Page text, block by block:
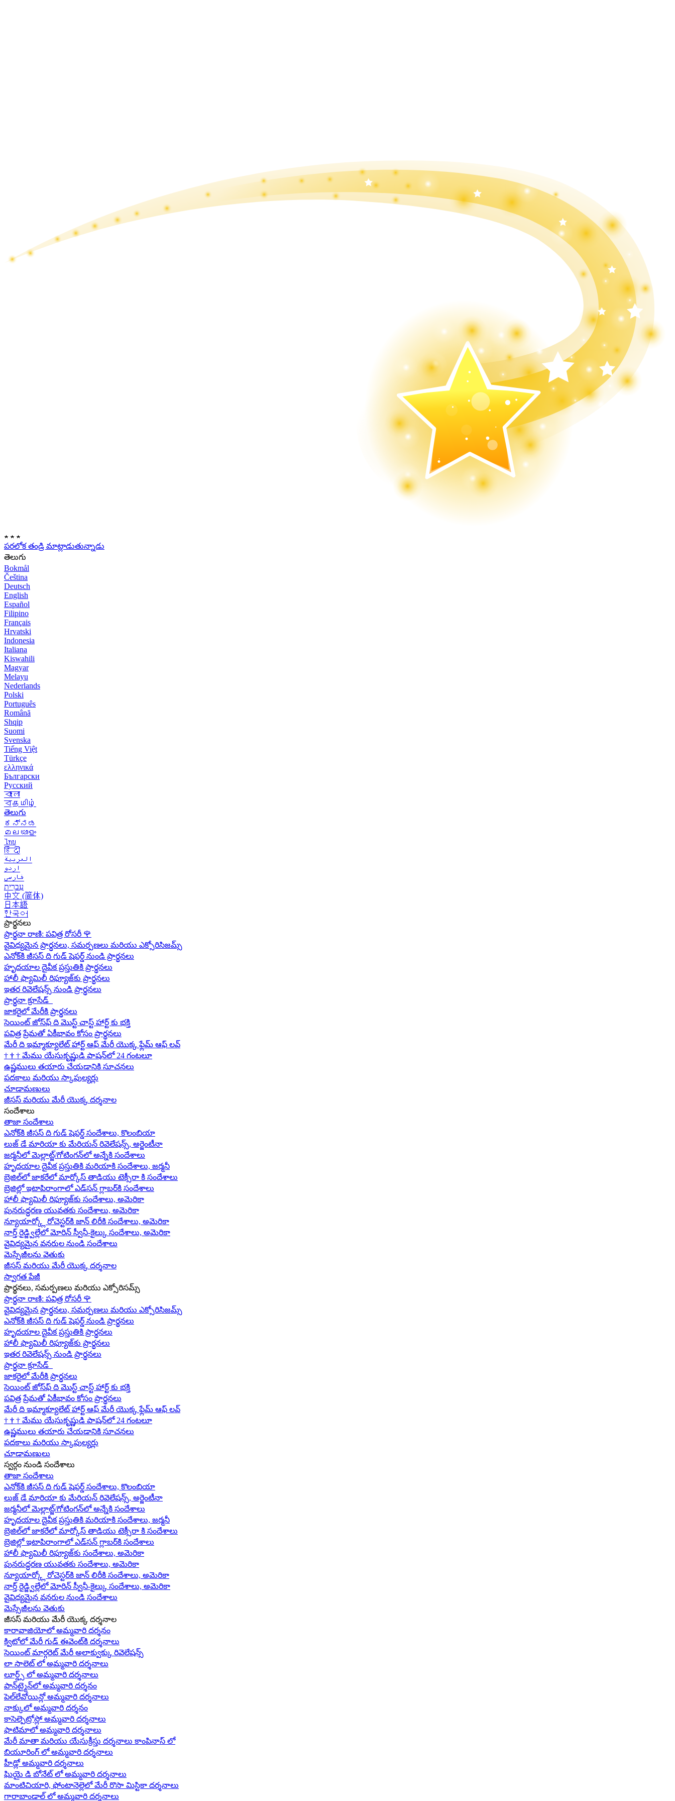
★ ★ ★
పరలోక తండ్రి మాట్లాడుతున్నాడు
తెలుగు
Bokmål
Čeština
Deutsch
English
Español
Filipino
Français
Hrvatski
Indonesia
Italiana
Kiswahili
Magyar
Melayu
Nederlands
Polski
Português
Română
Shqip
Suomi
Svenska
Tiếng Việt
Türkçe
ελληνικά
Български
Русский
বাংলা
বதமிழ்
తెలుగు
ಕನ್ನಡ
മലയാളം
ไทย
हिंदी
العربية
اردو
فارسی
עִברִית
中文 (简体)
日本語
한국어
ప్రార్థనలు
ప్రార్థనా రాణి: పవిత్ర రోసరీ 🌹
వైవిధ్యమైన ప్రార్థనలు, సమర్పణలు మరియు ఎక్సోరిసిజమ్స్
ఎనోక్‌కి జీసస్ ది గుడ్ షెపర్డ్ నుండి ప్రార్థనలు
హృదయాల దైవీక ప్రస్తుతికి ప్రార్థనలు
హాలీ ఫ్యామిలీ రిఫ్యూజ్‌కు ప్రార్థనలు
ఇతర రివెలేషన్స్ నుండి ప్రార్థనలు
ప్రార్థనా క్రూసేడ్
జాకరైలో మేరీకి ప్రార్థనలు
సెయింట్ జోస్‌ఫ్ ది మొస్ట్ చాస్ట్ హార్ట్ కు భక్తి
పవిత్ర ప్రేమతో ఏకీభావం కోసం ప్రార్థనలు
మేరీ ది ఇమ్మాక్యూలేట్ హార్ట్ ఆఫ్ మేరీ యొక్క ఫ్లేమ్ ఆఫ్ లవ్
† † † మేము యేసుకృష్ణుడి పాషన్‌లో 24 గంటలూ
ఉష్ణములు తయారు చేయడానికి సూచనలు
పదకాలు మరియు స్కాపుల్యర్లు
చూడామణులు
జీసస్ మరియు మేరీ యొక్క దర్శనాల
సందేశాలు
తాజా సందేశాలు
ఎనోక్‌కి జీసస్ ది గుడ్ షెపర్డ్ సందేశాలు, కొలంబియా
లుజ్ డే మారియా కు మేరియన్ రివెలేషన్స్, అర్జెంటీనా
జర్మనీలో మెల్లాట్జ్/గోటింగన్‌లో అన్నేకి సందేశాలు
హృదయాల దైవీక ప్రస్తుతికి మరియాకి సందేశాలు, జర్మనీ
బ్రెజిల్‌లో జాకరేలో మార్కోస్ తాడియు టెక్సీరా కి సందేశాలు
బ్రెజిల్లో ఇటాపిరాంగాలో ఎడ్‌సన్ గ్లాబర్‌కి సందేశాలు
హాలీ ఫ్యామిలీ రిఫ్యూజ్‌కు సందేశాలు, అమెరికా
పునరుద్ధరణ యువతకు సందేశాలు, అమెరికా
న్యూయార్క్లో రోచెస్టర్‌కి జాన్ లిరీకి సందేశాలు, అమెరికా
నార్త్ రైడ్జ్విల్లేలో మోరిన్ స్వీనీ-కైల్కు సందేశాలు, అమెరికా
వైవిధ్యమైన వనరుల నుండి సందేశాలు
మెస్సేజీలను వెతుకు
జీసస్ మరియు మేరీ యొక్క దర్శనాల
స్వాగత పేజీ
ప్రార్థనలు, సమర్పణలు మరియు ఎక్సోరిసమ్స్
ప్రార్థనా రాణి: పవిత్ర రోసరీ 🌹
వైవిధ్యమైన ప్రార్థనలు, సమర్పణలు మరియు ఎక్సోరిసిజమ్స్
ఎనోక్‌కి జీసస్ ది గుడ్ షెపర్డ్ నుండి ప్రార్థనలు
హృదయాల దైవీక ప్రస్తుతికి ప్రార్థనలు
హాలీ ఫ్యామిలీ రిఫ్యూజ్‌కు ప్రార్థనలు
ఇతర రివెలేషన్స్ నుండి ప్రార్థనలు
ప్రార్థనా క్రూసేడ్
జాకరైలో మేరీకి ప్రార్థనలు
సెయింట్ జోస్‌ఫ్ ది మొస్ట్ చాస్ట్ హార్ట్ కు భక్తి
పవిత్ర ప్రేమతో ఏకీభావం కోసం ప్రార్థనలు
మేరీ ది ఇమ్మాక్యూలేట్ హార్ట్ ఆఫ్ మేరీ యొక్క ఫ్లేమ్ ఆఫ్ లవ్
† † † మేము యేసుకృష్ణుడి పాషన్‌లో 24 గంటలూ
ఉష్ణములు తయారు చేయడానికి సూచనలు
పదకాలు మరియు స్కాపుల్యర్లు
చూడామణులు
స్వర్గం నుండి సందేశాలు
తాజా సందేశాలు
ఎనోక్‌కి జీసస్ ది గుడ్ షెపర్డ్ సందేశాలు, కొలంబియా
లుజ్ డే మారియా కు మేరియన్ రివెలేషన్స్, అర్జెంటీనా
జర్మనీలో మెల్లాట్జ్/గోటింగన్‌లో అన్నేకి సందేశాలు
హృదయాల దైవీక ప్రస్తుతికి మరియాకి సందేశాలు, జర్మనీ
బ్రెజిల్‌లో జాకరేలో మార్కోస్ తాడియు టెక్సీరా కి సందేశాలు
బ్రెజిల్లో ఇటాపిరాంగాలో ఎడ్‌సన్ గ్లాబర్‌కి సందేశాలు
హాలీ ఫ్యామిలీ రిఫ్యూజ్‌కు సందేశాలు, అమెరికా
పునరుద్ధరణ యువతకు సందేశాలు, అమెరికా
న్యూయార్క్లో రోచెస్టర్‌కి జాన్ లిరీకి సందేశాలు, అమెరికా
నార్త్ రైడ్జ్విల్లేలో మోరిన్ స్వీనీ-కైల్కు సందేశాలు, అమెరికా
వైవిధ్యమైన వనరుల నుండి సందేశాలు
మెస్సేజీలను వెతుకు
జీసస్ మరియు మేరీ యొక్క దర్శనాల
కారావాజియోలో అమ్మవారి దర్శనం
క్విటోలో మేరీ గుడ్ ఈవెంట్‌కి దర్శనాలు
సెయింట్ మార్గరెట్ మేరీ అలాక్వుక్కు రివెలేషన్స్
లా సాలెట్ లో అమ్మవారి దర్శనాలు
లూర్డ్స్ లో అమ్మవారి దర్శనాలు
పాన్‌ట్మైన్‌లో అమ్మవారి దర్శనం
పెల్‌లేవోయిన్లో అమ్మవారి దర్శనాలు
నాక్కులో అమ్మవారి దర్శనం
కాసెల్పెట్రోస్లో అమ్మవారి దర్శనాలు
ఫాటిమాలో అమ్మవారి దర్శనాలు
మేరీ మాతా మరియు యేసుక్రీస్తు దర్శనాలు కాంపినాస్ లో
బియూరింగ్ లో అమ్మవారి దర్శనాలు
హీడ్లో అమ్మవారి దర్శనాలు
ఘియై డి బోనేట్ లో అమ్మవారి దర్శనాలు
మాంటిచియారి, ఫోంటానెల్లెలో మేరీ రొసా మిస్టికా దర్శనాలు
గారాబాండాల్ లో అమ్మవారి దర్శనాలు